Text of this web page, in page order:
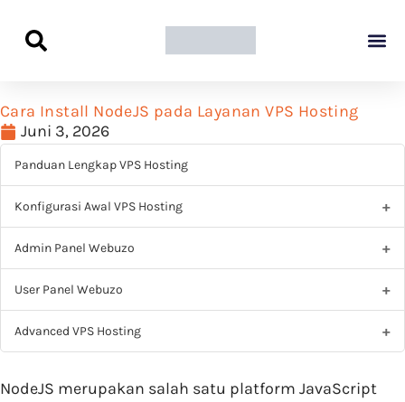
Cara Install NodeJS pada Layanan VPS Hosting
Juni 3, 2026
Panduan Lengkap VPS Hosting
Konfigurasi Awal VPS Hosting
Admin Panel Webuzo
User Panel Webuzo
Advanced VPS Hosting
NodeJS merupakan salah satu platform JavaScript